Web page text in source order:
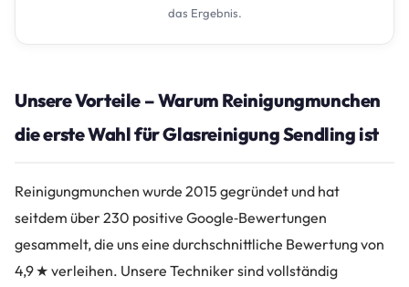
das Ergebnis.
Unsere Vorteile – Warum Reinigungmunchen
die erste Wahl für Glasreinigung Sendling ist
Reinigungmunchen wurde 2015 gegründet und hat
seitdem über 230 positive Google‑Bewertungen
gesammelt, die uns eine durchschnittliche Bewertung von
4,9 ★ verleihen. Unsere Techniker sind vollständig